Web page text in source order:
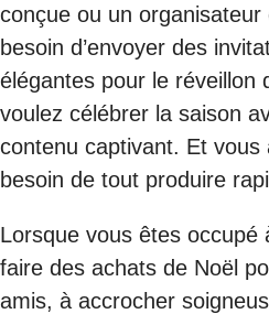
conçue ou un
besoin d’envoyer des
élégantes pour le réveillon
voulez célébrer la saison
contenu captivant. Et vous
besoin de tout produire
Lorsque vous êtes occupé
faire des achats de Noël
amis, à accrocher